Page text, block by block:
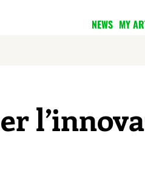
NEWS MY